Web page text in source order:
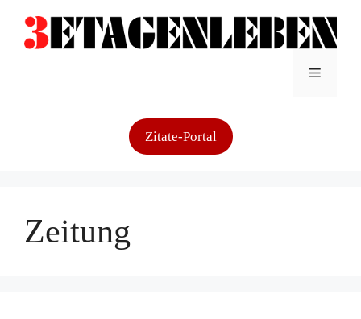
Inhalt
springen
Menü
Zitate-Portal
Zeitung